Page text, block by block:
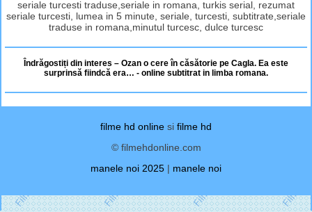
seriale turcesti traduse,seriale in romana, turkis serial, rezumat
seriale turcesti, lumea in 5 minute, seriale, turcesti, subtitrate,seriale
traduse in romana,minutul turcesc, dulce turcesc
Îndrăgostiți din interes – Ozan o cere în căsătorie pe Cagla. Ea este
surprinsă fiindcă era… - online subtitrat in limba romana.
filme hd online si filme hd
© filmehdonline.com
manele noi 2025 | manele noi